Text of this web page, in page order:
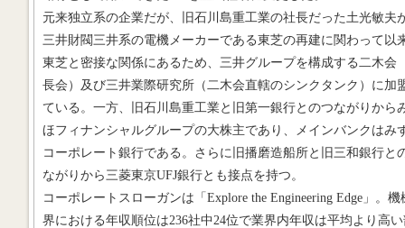
元来独立系の企業だが、旧石川島重工業の社長だった土光敏夫
三井財閥三井系の電機メーカーである東芝の再建に関わって以
東芝と密接な関係にあるため、三井グループを構成する二木会
長会）及び三井業際研究所（二木会直轄のシンクタンク）に加
ている。一方、旧石川島重工業と旧第一銀行とのつながりから
ほフィナンシャルグループの大株主であり、メインバンクはみ
コーポレート銀行である。さらに旧播磨造船所と旧三和銀行と
ながりから三菱東京UFJ銀行とも接点を持つ。
コーポレートスローガンは「Explore the Engineering Edge」。機
界における年収順位は236社中24位で業界内年収は平均より高